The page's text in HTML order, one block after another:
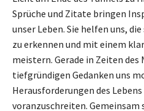
Sprüche und Zitate bringen
unser Leben. Sie helfen uns,
zu erkennen und mit einem
meistern. Gerade in Zeiten des
tiefgründigen Gedanken uns
Herausforderungen des
voranzuschreiten. Gemeinsam